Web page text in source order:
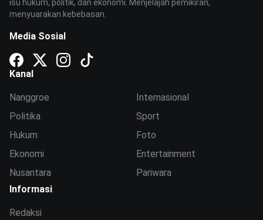
isu hukum, politik, dan ekonomi. Menjelajah pemikiran,
menyuarakan kebebasan.
Media Sosial
Kanal
Nanggroe
Politika
Hukum
Ekonomi
Nusantara
Internasional
Sport
Foto
Entertainment
Pariwara
Informasi
Redaksi